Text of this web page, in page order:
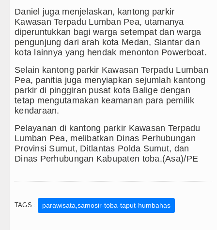
Daniel juga menjelaskan, kantong parkir
Kawasan Terpadu Lumban Pea, utamanya
diperuntukkan bagi warga setempat dan warga
pengunjung dari arah kota Medan, Siantar dan
kota lainnya yang hendak menonton Powerboat.
Selain kantong parkir Kawasan Terpadu Lumban
Pea, panitia juga menyiapkan sejumlah kantong
parkir di pinggiran pusat kota Balige dengan
tetap mengutamakan keamanan para pemilik
kendaraan.
Pelayanan di kantong parkir Kawasan Terpadu
Lumban Pea, melibatkan Dinas Perhubungan
Provinsi Sumut, Ditlantas Polda Sumut, dan
Dinas Perhubungan Kabupaten toba.(Asa)/PE
TAGS : parawisata,samosir-toba-taput-humbahas